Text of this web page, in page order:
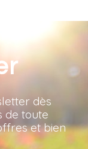
dès
de toute
et bien